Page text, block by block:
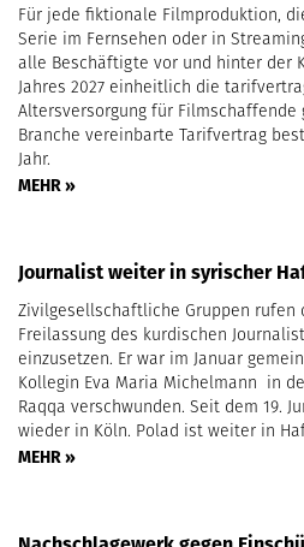
Für jede fiktionale Filmproduktion,
Serie im Fernsehen oder in
alle Beschäftigte vor und hinter der
Jahres 2027 einheitlich die
Altersversorgung für Filmschaffende
Branche vereinbarte Tarifvertrag
Jahr.
MEHR »
Journalist weiter in syrischer
Zivilgesellschaftliche Gruppen rufen
Freilassung des kurdischen
einzusetzen. Er war im Januar
Kollegin Eva Maria Michelmann in
Raqqa verschwunden. Seit dem 19.
wieder in Köln. Polad ist weiter in
MEHR »